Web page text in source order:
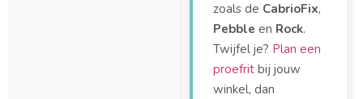
zoals de CabrioFix,
Pebble en Rock.
Twijfel je? Plan een
proefrit bij jouw
winkel, dan